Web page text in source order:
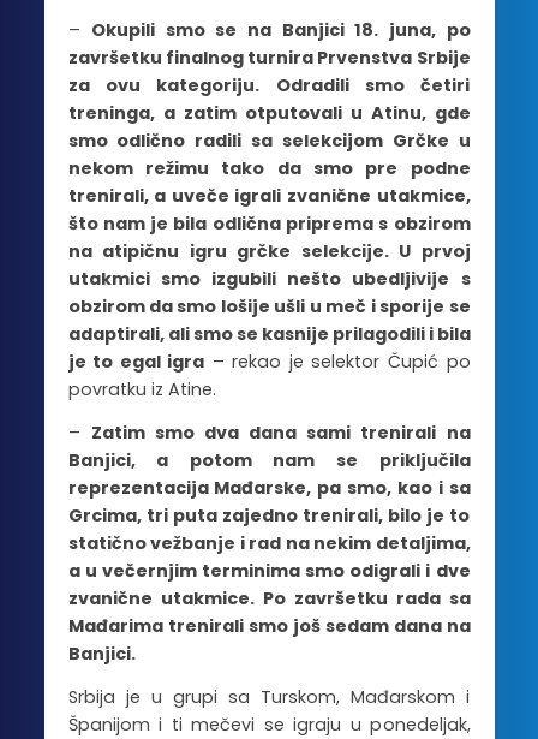
– Okupili smo se na Banjici 18. juna, po
završetku finalnog turnira Prvenstva Srbije
za ovu kategoriju. Odradili smo četiri
treninga, a zatim otputovali u Atinu, gde
smo odlično radili sa selekcijom Grčke u
nekom režimu tako da smo pre podne
trenirali, a uveče igrali zvanične utakmice,
što nam je bila odlična priprema s obzirom
na atipičnu igru grčke selekcije. U prvoj
utakmici smo izgubili nešto ubedljivije s
obzirom da smo lošije ušli u meč i sporije se
adaptirali, ali smo se kasnije prilagodili i bila
je to egal igra – rekao je selektor Čupić po
povratku iz Atine.
– Zatim smo dva dana sami trenirali na
Banjici, a potom nam se priključila
reprezentacija Mađarske, pa smo, kao i sa
Grcima, tri puta zajedno trenirali, bilo je to
statično vežbanje i rad na nekim detaljima,
a u večernjim terminima smo odigrali i dve
zvanične utakmice. Po završetku rada sa
Mađarima trenirali smo još sedam dana na
Banjici.
Srbija je u grupi sa Turskom, Mađarskom i
Španijom i ti mečevi se igraju u ponedeljak,